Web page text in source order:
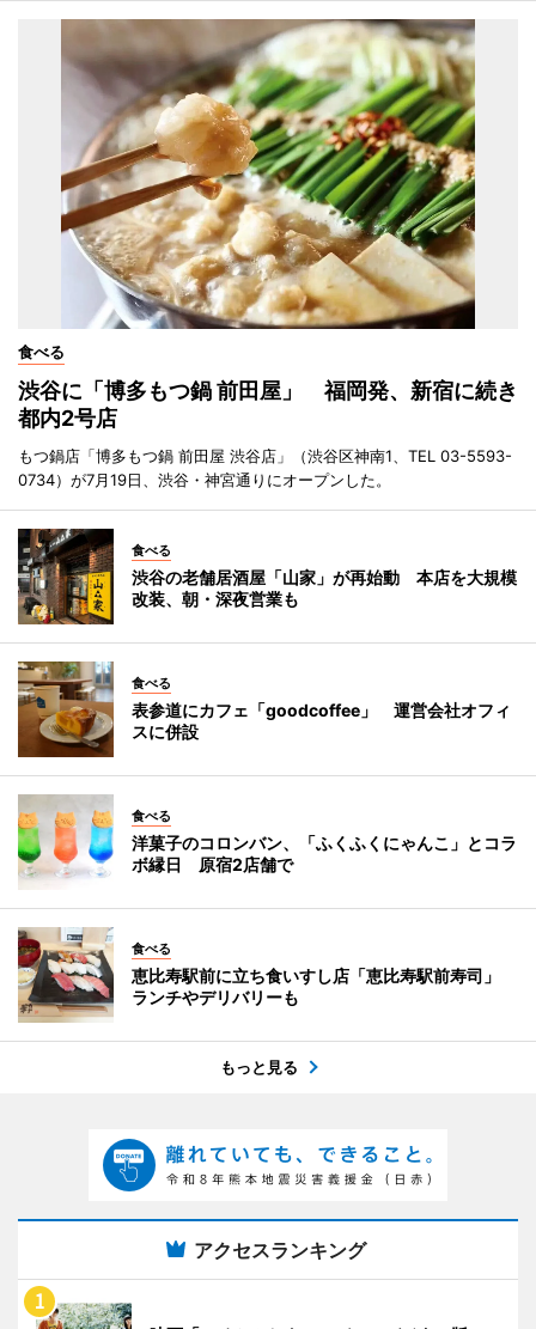
食べる
渋谷に「博多もつ鍋 前田屋」 福岡発、新宿に続き
都内2号店
もつ鍋店「博多もつ鍋 前田屋 渋谷店」（渋谷区神南1、TEL 03-5593-
0734）が7月19日、渋谷・神宮通りにオープンした。
食べる
渋谷の老舗居酒屋「山家」が再始動 本店を大規模
改装、朝・深夜営業も
食べる
表参道にカフェ「goodcoffee」 運営会社オフィ
スに併設
食べる
洋菓子のコロンバン、「ふくふくにゃんこ」とコラ
ボ縁日 原宿2店舗で
食べる
恵比寿駅前に立ち食いすし店「恵比寿駅前寿司」
ランチやデリバリーも
もっと見る
アクセスランキング